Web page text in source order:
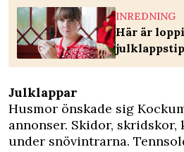
INREDNING
Här är
Julklappar
Husmor önskade sig
annonser. Skidor,
under snövintrarna.